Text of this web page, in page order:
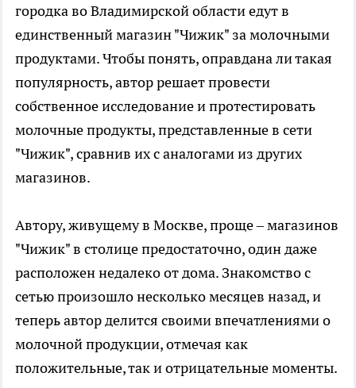
городка во Владимирской области едут в
единственный магазин "Чижик" за молочными
продуктами. Чтобы понять, оправдана ли такая
популярность, автор решает провести
собственное исследование и протестировать
молочные продукты, представленные в сети
"Чижик", сравнив их с аналогами из других
магазинов.
Автору, живущему в Москве, проще – магазинов
"Чижик" в столице предостаточно, один даже
расположен недалеко от дома. Знакомство с
сетью произошло несколько месяцев назад, и
теперь автор делится своими впечатлениями о
молочной продукции, отмечая как
положительные, так и отрицательные моменты.